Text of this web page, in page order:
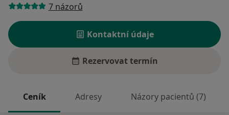
7 názorů
Kontaktní údaje
Rezervovat termín
Ceník Adresy Názory pacientů (7)